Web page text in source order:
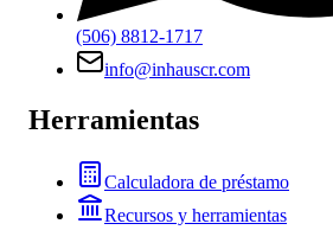
(506) 8812-1717
info@inhauscr.com
Herramientas
Calculadora de préstamo
Recursos y herramientas